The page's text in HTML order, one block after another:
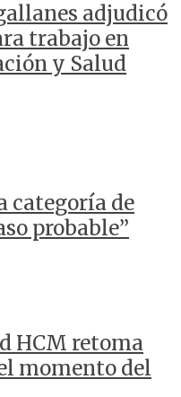
adjudicó
trabajo en
y Salud
categoría de
probable”
HCM retoma
momento del